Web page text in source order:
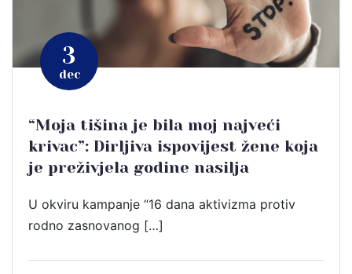
3
dec
“Moja tišina je bila moj najveći
krivac”: Dirljiva ispovijest žene koja
je preživjela godine nasilja
U okviru kampanje “16 dana aktivizma protiv
rodno zasnovanog […]